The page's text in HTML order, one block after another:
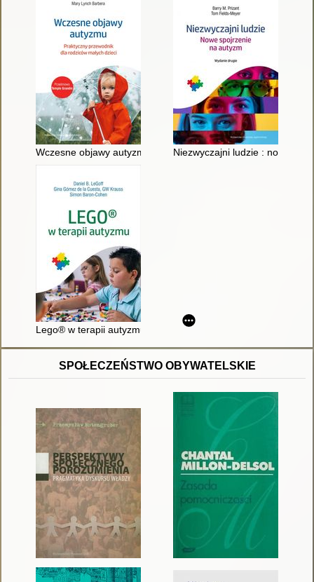
Wczesne objawy autyzmu : praktyczny poradnik dla rodziców
Niezwyczajni ludzie : nowe
Lego® w terapii autyzmu
SPOŁECZEŃSTWO OBYWATELSKIE